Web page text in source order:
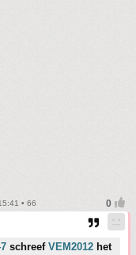
• 66
schreef VEM2012 het